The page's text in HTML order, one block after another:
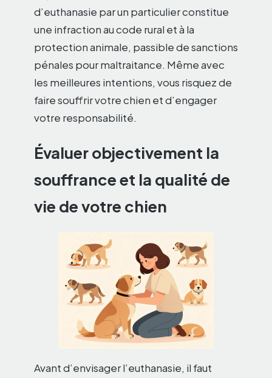
d’euthanasie par un particulier constitue
une infraction au code rural et à la
protection animale, passible de sanctions
pénales pour maltraitance. Même avec
les meilleures intentions, vous risquez de
faire souffrir votre chien et d’engager
votre responsabilité.
Évaluer objectivement la
souffrance et la qualité de
vie de votre chien
Avant d’envisager l’euthanasie, il faut